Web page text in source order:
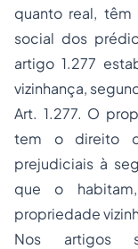
quanto real,
social dos
artigo 1.277
vizinhança,
Art. 1.277. O
tem o direito
prejudiciais à
que o
propriedade
Nos artigos